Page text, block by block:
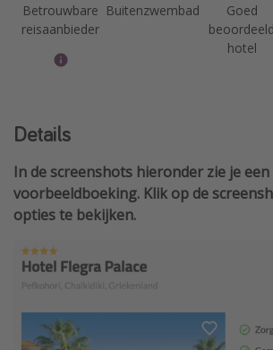
Betrouwbare
reisaanbieder
Buitenzwembad
Goed
beoordeeld
hotel
Details
In de screenshots hieronder zie je een
voorbeeldboeking. Klik op de
opties te bekijken.